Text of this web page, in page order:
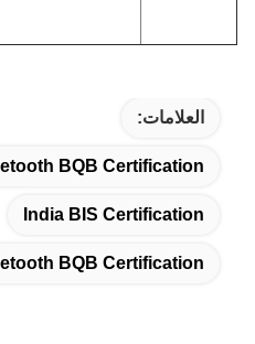
العلامات:
BQB Certification
India BIS Certification
BQB Certification